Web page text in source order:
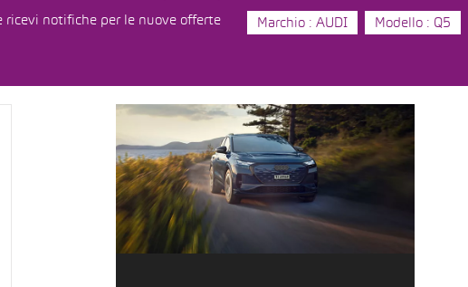
ricevi notifiche per le nuove offerte
Marchio : AUDI Modello : Q5